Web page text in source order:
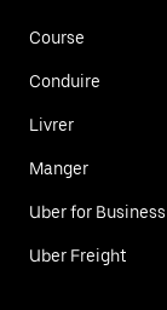
Course
Conduire
Livrer
Manger
Uber for Business
Uber Freight